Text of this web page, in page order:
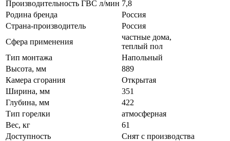
Производительность ГВС л/мин 7,8
Родина бренда
Россия
Страна-производитель
Россия
Сфера применения
частные дома,
теплый пол
Тип монтажа
Напольный
Высота, мм
889
Камера сгорания
Открытая
Ширина, мм
351
Глубина, мм
422
Тип горелки
атмосферная
Вес, кг
61
Доступность
Снят с производства